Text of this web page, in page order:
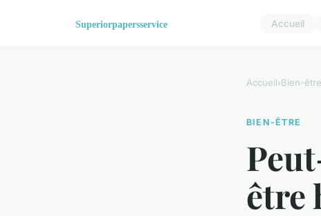
Accueil
Accueil›Bien-être
BIEN-ÊTRE
être